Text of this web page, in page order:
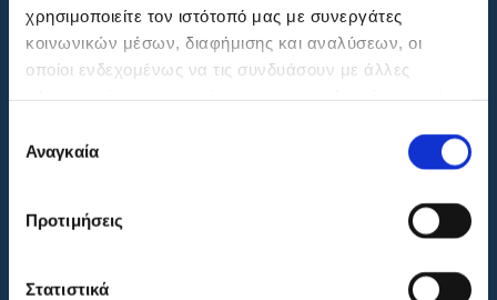
χρησιμοποιείτε τον ιστότοπό μας με συνεργάτες
κοινωνικών μέσων, διαφήμισης και αναλύσεων, οι
οποίοι ενδεχομένως να τις συνδυάσουν με άλλες
των υπηρεσιών τους.
συγκατάθεσης
Αναγκαία
Προτιμήσεις
Στατιστικά